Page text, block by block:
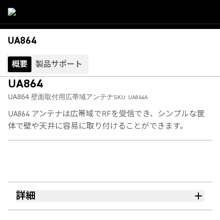
UA864
概要 製品サポート
UA864
UA864 壁面取付用広帯域アンテナSKU: UA864A
UA864 アンテナは広帯域でRFを受信でき、シンプルな筐
体で壁や天井に容易に取り付けることができます。
詳細